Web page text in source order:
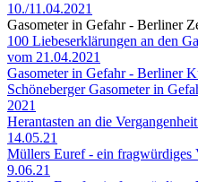
10./11.04.2021
Gasometer in Gefahr - Berliner
100 Liebeserklärungen an den
vom 21.04.2021
Gasometer in Gefahr - Berliner
Schöneberger Gasometer in
2021
Herantasten an die
14.05.21
Müllers Euref - ein fragwürdiges
9.06.21